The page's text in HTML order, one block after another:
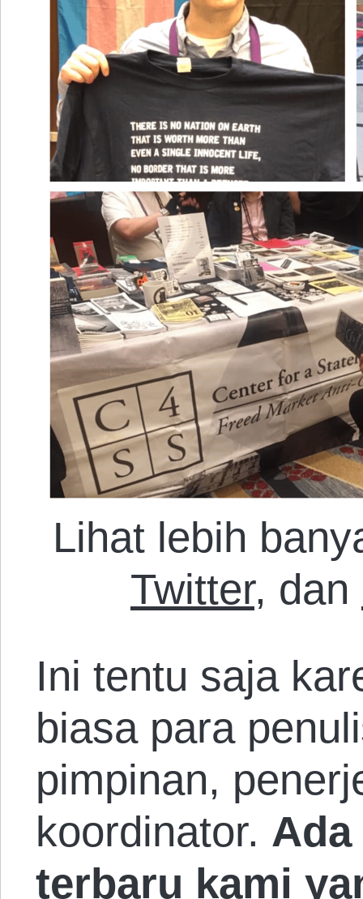
Lihat lebih
Twitter, dan
Ini tentu saja
biasa para
pimpinan,
koordinator.
terbaru kami